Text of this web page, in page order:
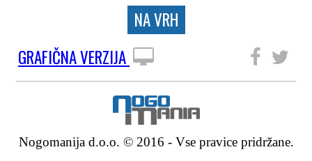
NA VRH
GRAFIČNA VERZIJA
Nogomanija d.o.o. © 2016 - Vse pravice pridržane.